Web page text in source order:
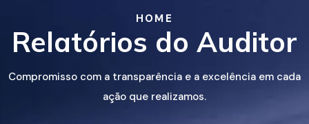
HOME
Relatórios do Auditor
Compromisso com a transparência e a excelência em cada
ação que realizamos.